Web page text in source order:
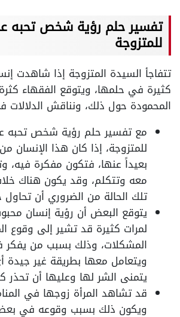
تفسير حلم رؤية شخص تحبه
للمتزوجة
تتفاجأ السيدة المتزوجة إذا شاهدت
كثيرة في حلمها، ويتوقع الفقهاء
المحمودة حول ذلك، ونناقش الدلالات
مع تفسير حلم رؤية شخص تحبه
للمتزوجة، إذا كان هذا الإنسان
بعيداً عنها، فتكون مفكرة فيه،
معه وتتكلم، وقد يكون هناك
تلك الحالة من الضروري أن تحاول
يتوقع البعض أن رؤية إنسان
لمرات كثيرة قد تشير إلى وقوع
المشكلات، وذلك بسبب من يفكر
ويتعامل معها بطريقة غير
يتمنى الشر لها وعليها أن تحذر
قد تشاهد المرأة زوجها في
ويكون ذلك بسبب وقوعه في